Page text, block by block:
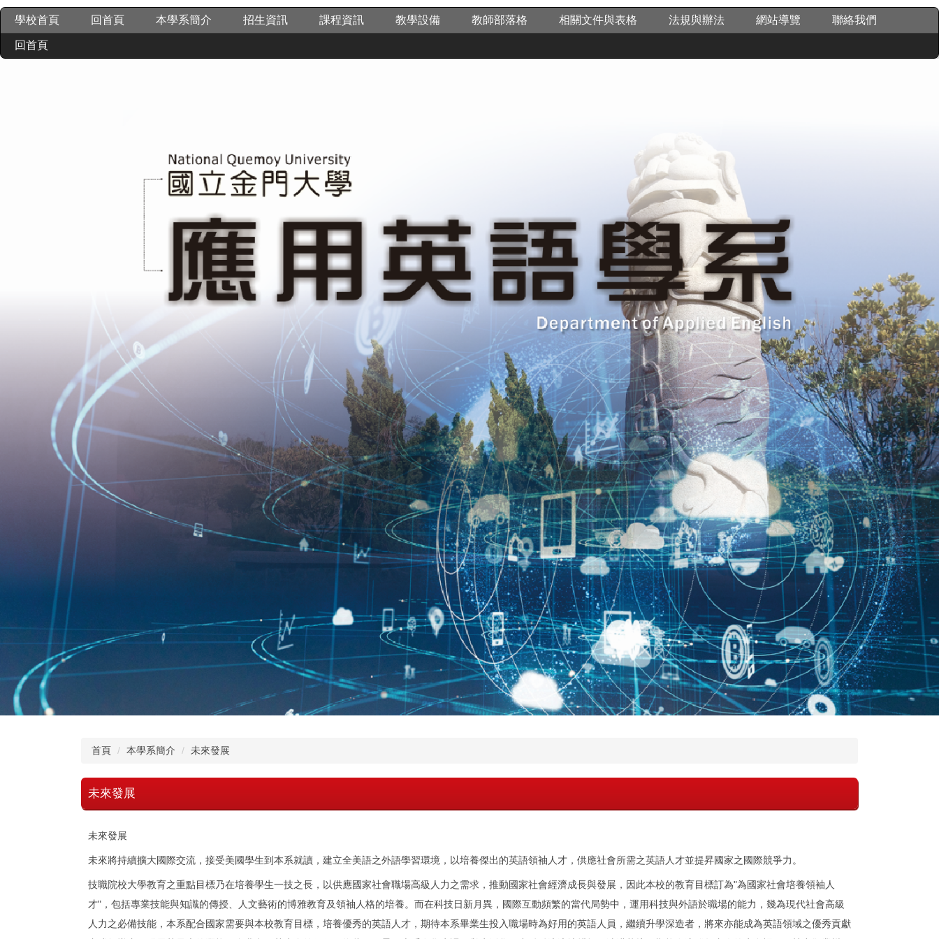
跳
到
主
要
學校首頁 回首頁 本學系簡介 招生資訊 課程資訊 教學設備 教師部落格 相關文件與表格 法規與辦法 網站導覽 聯絡我們
回首頁
首頁 本學系簡介 未來發展
未來發展
未來發展
未來將持續擴大國際交流，接受美國學生到本系就讀，建立全美語之外語學習環境，以培養傑出的英語領袖人才，供應社會所需之英語人才並提昇國家之國際競爭力。
技職院校大學教育之重點目標乃在培養學生一技之長，以供應國家社會職場高級人力之需求，推動國家社會經濟成長與發展，因此本校的教育目標訂為"為國家社會培養領袖人
才"，包括專業技能與知識的傳授、人文藝術的博雅教育及領袖人格的培養。而在科技日新月異，國際互動頻繁的當代局勢中，運用科技與外語於職場的能力，幾為現代社會高級
人力之必備技能，本系配合國家需要與本校教育目標，培養優秀的英語人才，期待本系畢業生投入職場時為好用的英語人員，繼續升學深造者，將來亦能成為英語領域之優秀貢獻